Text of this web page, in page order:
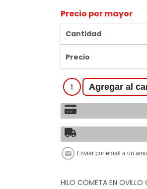
Precio por mayor
Cantidad
Precio
HILO COMETA EN OVILLO